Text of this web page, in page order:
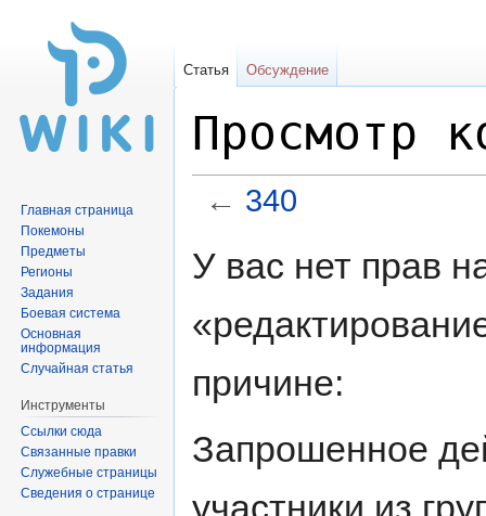
Просмотр
← 340
кк
У вас нет прав
причине:
Запрошенное
участники из
Статья Обсуждение
Главная страница
Покемоны
Предметы
Регионы
Задания
Боевая система
Основная
информация
Случайная статья
Инструменты
Ссылки сюда
Связанные правки
Служебные страницы
Сведения о странице